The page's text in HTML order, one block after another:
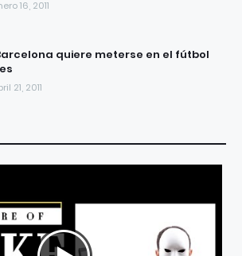
16, 2011
quiere meterse en el fútbol
21, 2011